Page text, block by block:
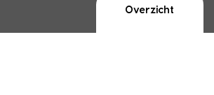
Overzicht